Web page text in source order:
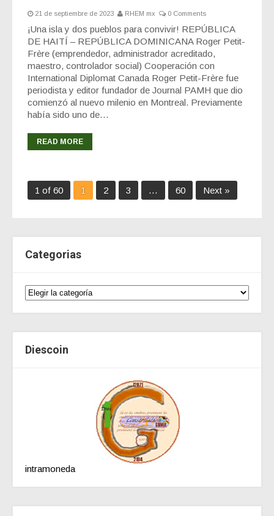
21 de septiembre de 2023 RHEM mx 0 Comments
¡Una isla y dos pueblos para convivir! REPÚBLICA
DE HAITÍ – REPÚBLICA DOMINICANA Roger Petit-
Frère (emprendedor, administrador acreditado,
maestro, controlador social) Cooperación con
International Diplomat Canada Roger Petit-Frère fue
periodista y editor fundador de Journal PAMH que dio
comienzó al nuevo milenio en Montreal. Previamente
había sido uno de…
READ MORE
1 of 60 1 2 3 … 60 Next »
Categorias
Diescoin
intramoneda